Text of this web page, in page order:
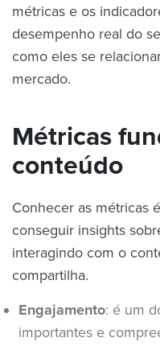
métricas e os
desempenho real do
como eles se
mercado.
Métricas
conteúdo
Conhecer as métricas
conseguir insights
interagindo com o
compartilha.
Engajamento: é um
importantes e